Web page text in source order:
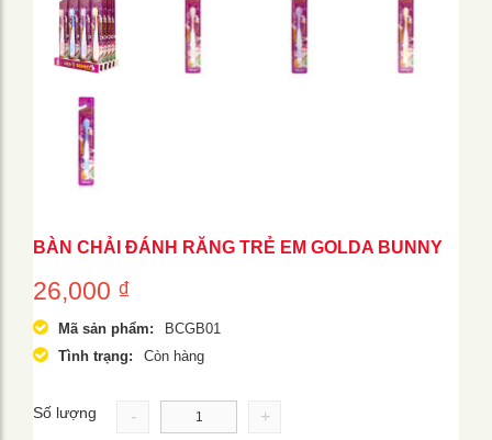
BÀN CHẢI ĐÁNH RĂNG TRẺ EM GOLDA BUNNY
26,000 ₫
Mã sản phẩm:
BCGB01
Tình trạng:
Còn hàng
Số lượng - +